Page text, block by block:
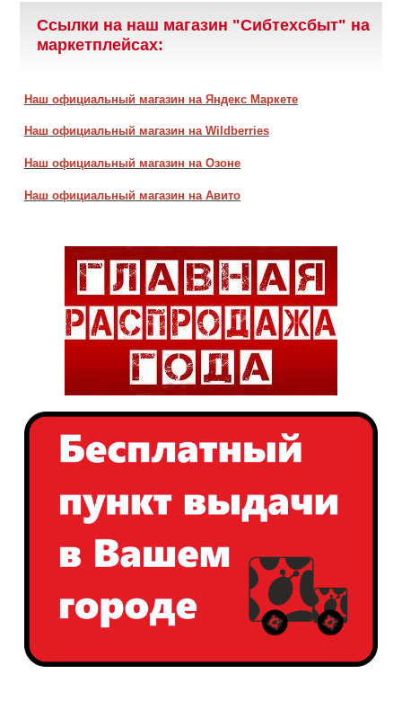
Ссылки на наш магазин "Сибтехсбыт" на
маркетплейсах:
Наш официальный магазин на Яндекс Маркете
Наш официальный магазин на Wildberries
Наш официальный магазин на Озоне
Наш официальный магазин на Авито